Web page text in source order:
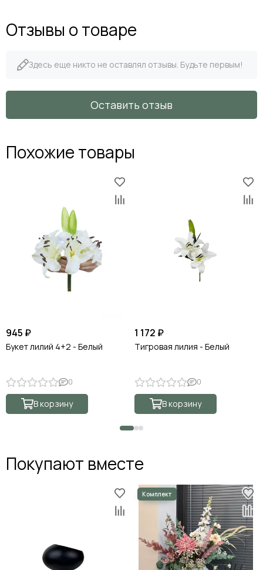
Отзывы о товаре
Здесь еще никто не оставлял отзывы. Будьте первым!
Оставить отзыв
Похожие товары
945 ₽
Букет лилий 4+2 - Белый
0
В корзину
1 172 ₽
Тигровая лилия - Белый
0
В корзину
Покупают вместе